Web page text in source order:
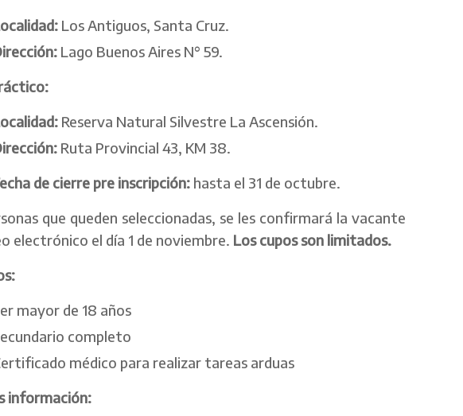
Los Antiguos, Santa Cruz.
Lago Buenos Aires N° 59.
Reserva Natural Silvestre La Ascensión.
Ruta Provincial 43, KM 38.
de cierre pre inscripción: hasta el 31 de octubre.
que queden seleccionadas, se les confirmará la vacante
electrónico el día 1 de noviembre. Los cupos son limitados.
mayor de 18 años
completo
médico para realizar tareas arduas
información: